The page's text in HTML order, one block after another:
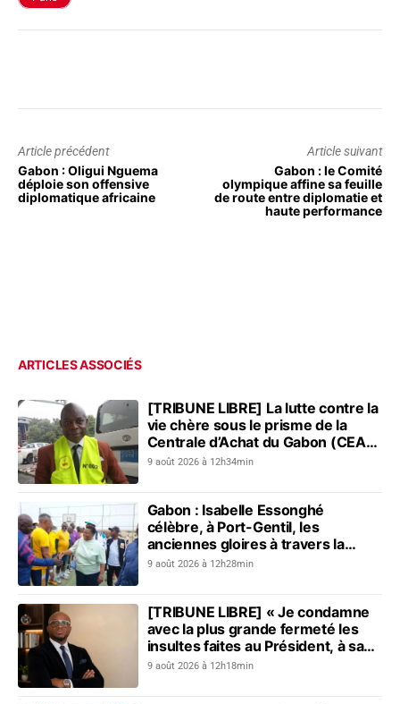
Article précédent
Gabon : Oligui Nguema
déploie son offensive
diplomatique africaine
Article suivant
Gabon : le Comité
olympique affine sa feuille
de route entre diplomatie et
haute performance
ARTICLES ASSOCIÉS
[TRIBUNE LIBRE] La lutte contre la
vie chère sous le prisme de la
Centrale d’Achat du Gabon (CEAG)
: le constat du Réseau pour...
9 août 2026 à 12h34min
Gabon : Isabelle Essonghé
célèbre, à Port-Gentil, les
anciennes gloires à travers la
première édition du Tournoi des
9 août 2026 à 12h28min
[TRIBUNE LIBRE] « Je condamne
avec la plus grande fermeté les
insultes faites au Président, à sa
mère, à son épouse et au peuple
9 août 2026 à 12h18min